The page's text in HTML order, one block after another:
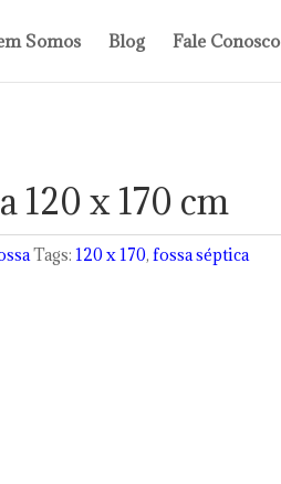
Somos Blog Fale Conosco
120 x 170 cm
Tags: 120 x 170, fossa séptica